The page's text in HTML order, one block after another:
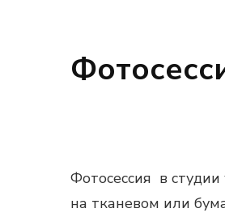
Фотосессия в студии
на тканевом или